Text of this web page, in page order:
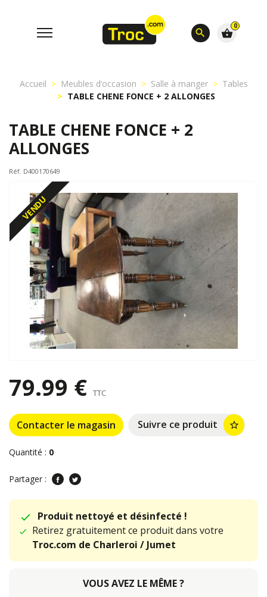
search
0
shopping_basket
Accueil Meubles d’occasion Salle à manger
Tables
TABLE CHENE FONCE + 2 ALLONGES
TABLE CHENE FONCE + 2
ALLONGES
Réf. D400170649
VENDU
79.99 € TTC
Contacter le magasin Suivre ce produit star_border
Quantité : 0
Partager :
Produit nettoyé et désinfecté !
Retirez gratuitement ce produit dans votre
Troc.com de Charleroi / Jumet
VOUS AVEZ LE MÊME ?